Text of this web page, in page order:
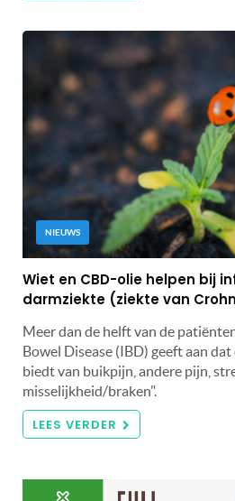
NIEUWS
Wiet en CBD-olie helpen bij
darmziekte (ziekte van
Meer dan de helft van de
Bowel Disease (IBD) geeft aan
biedt van buikpijn, andere pijn,
misselijkheid/braken".
LEES VERDER